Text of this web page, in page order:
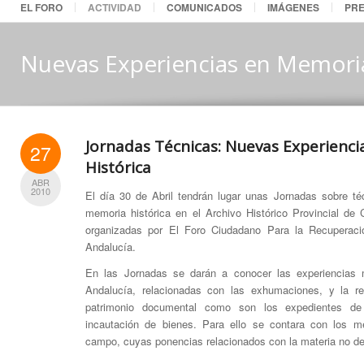
EL FORO ACTIVIDAD COMUNICADOS IMÁGENES
Nuevas Experiencias en
27
ABR
2010
Jornadas Técnicas: Nuevas
Histórica
El día 30 de Abril tendrán lugar unas Jornadas sobre
memoria histórica en el Archivo Histórico Provincial de
organizadas por El Foro Ciudadano Para la
Andalucía.
En las Jornadas se darán a conocer las experiencias
Andalucía, relacionadas con las exhumaciones, y la
patrimonio documental como son los expedientes
incautación de bienes. Para ello se contara con los
campo, cuyas ponencias relacionados con la materia no